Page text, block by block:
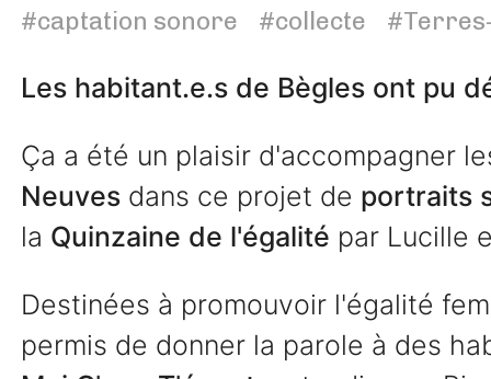
#captation sonore #collecte
Les habitant.e.s de Bègles ont pu
Ça a été un plaisir d'accompagner
Neuvesdans ce projet de portraits
la Quinzaine de l'égalité par Lucille
Destinées à promouvoir l'égalité
permis de donner la parole à des